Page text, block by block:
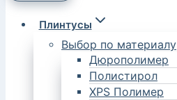
Плинтусы
Выбор по материалу
Дюрополимер
Полистирол
XPS Полимер